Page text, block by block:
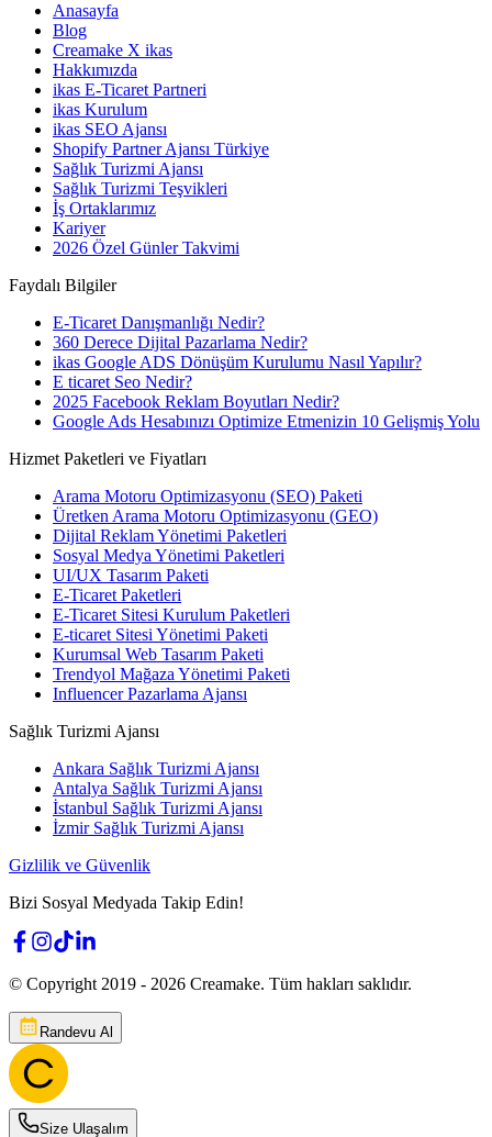
Anasayfa
Blog
Creamake X ikas
Hakkımızda
ikas E-Ticaret Partneri
ikas Kurulum
ikas SEO Ajansı
Shopify Partner Ajansı Türkiye
Sağlık Turizmi Ajansı
Sağlık Turizmi Teşvikleri
İş Ortaklarımız
Kariyer
2026 Özel Günler Takvimi
Faydalı Bilgiler
E-Ticaret Danışmanlığı Nedir?
360 Derece Dijital Pazarlama Nedir?
ikas Google ADS Dönüşüm Kurulumu Nasıl Yapılır?
E ticaret Seo Nedir?
2025 Facebook Reklam Boyutları Nedir?
Google Ads Hesabınızı Optimize Etmenizin 10 Gelişmiş Yolu
Hizmet Paketleri ve Fiyatları
Arama Motoru Optimizasyonu (SEO) Paketi
Üretken Arama Motoru Optimizasyonu (GEO)
Dijital Reklam Yönetimi Paketleri
Sosyal Medya Yönetimi Paketleri
UI/UX Tasarım Paketi
E-Ticaret Paketleri
E-Ticaret Sitesi Kurulum Paketleri
E-ticaret Sitesi Yönetimi Paketi
Kurumsal Web Tasarım Paketi
Trendyol Mağaza Yönetimi Paketi
Influencer Pazarlama Ajansı
Sağlık Turizmi Ajansı
Ankara Sağlık Turizmi Ajansı
Antalya Sağlık Turizmi Ajansı
İstanbul Sağlık Turizmi Ajansı
İzmir Sağlık Turizmi Ajansı
Gizlilik ve Güvenlik
Bizi Sosyal Medyada Takip Edin!
© Copyright 2019 - 2026 Creamake. Tüm hakları saklıdır.
Randevu Al
Size Ulaşalım